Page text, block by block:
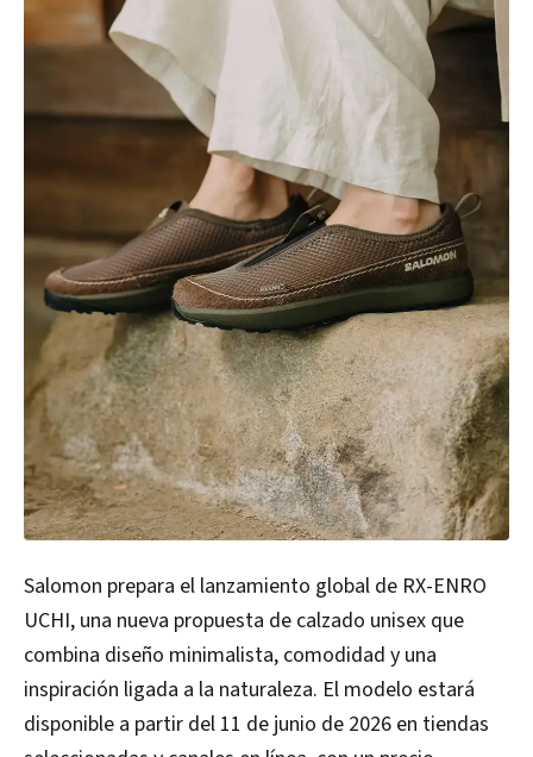
Salomon prepara el lanzamiento global de RX-ENRO
UCHI, una nueva propuesta de calzado unisex que
combina diseño minimalista, comodidad y una
inspiración ligada a la naturaleza. El modelo estará
disponible a partir del 11 de junio de 2026 en tiendas